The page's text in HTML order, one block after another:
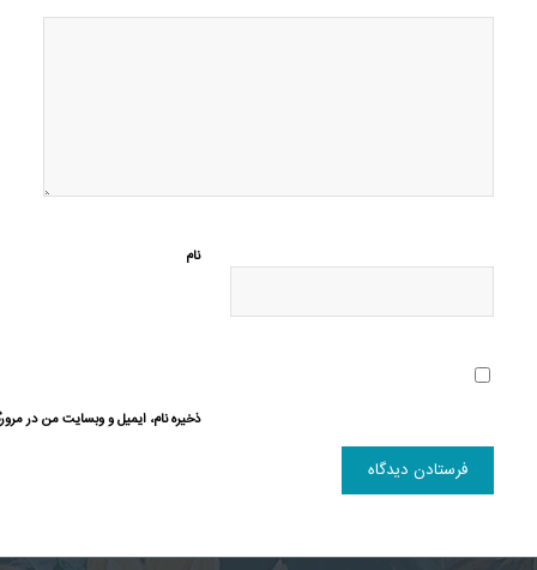
نام
ذخیره نام، ایمیل و وبسایت من در